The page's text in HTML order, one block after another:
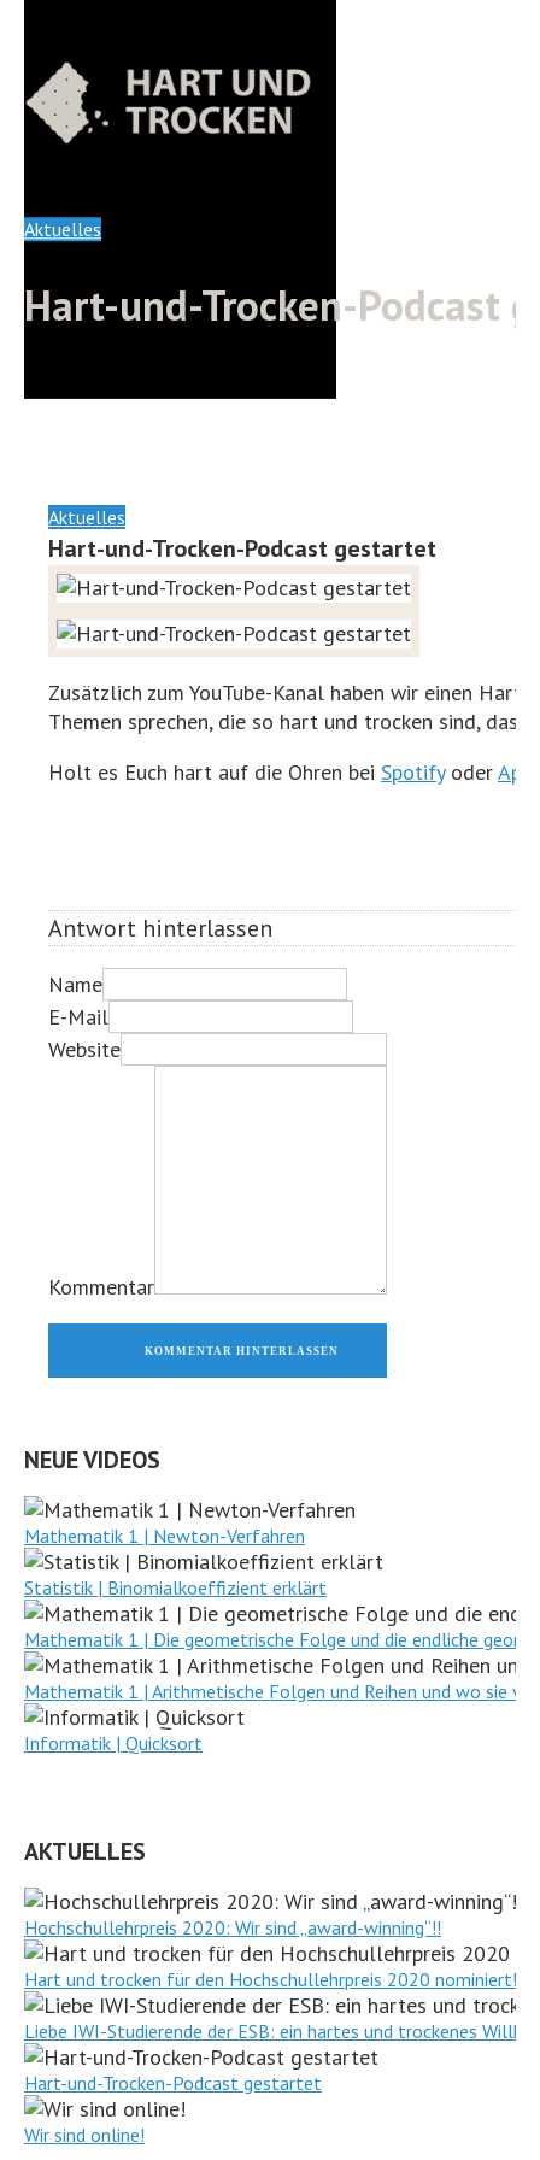
Aktuelles
Hart-und-Trocken-Podcast
Aktuelles
Hart-und-Trocken-Podcast gestartet
Zusätzlich zum YouTube-Kanal haben wir einen
Themen sprechen, die so hart und trocken sind,
Holt es Euch hart auf die Ohren bei Spotifyoder
Antwort hinterlassen
Name
E-Mail
Website
Kommentar
KOMMENTAR HINTERLASSEN
NEUE VIDEOS
Mathematik 1 | Newton-Verfahren
Statistik | Binomialkoeffizient erklärt
Mathematik 1 | Die geometrische Folge und die endliche
Mathematik 1 | Arithmetische Folgen und Reihen und wo sie
Informatik | Quicksort
AKTUELLES
Hochschullehrpreis 2020: Wir sind „award-winning“!!
Hart und trocken für den Hochschullehrpreis 2020 nominiert!
Liebe IWI-Studierende der ESB: ein hartes und trockenes
Hart-und-Trocken-Podcast gestartet
Wir sind online!